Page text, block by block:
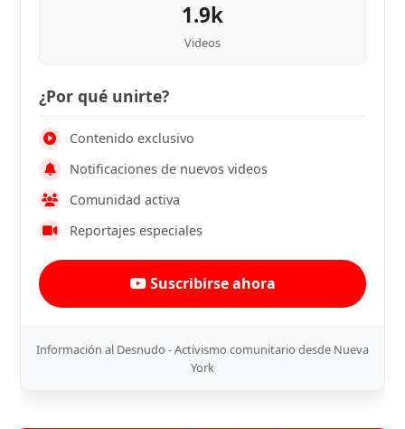
1.9k
Videos
¿Por qué unirte?
Contenido exclusivo
Notificaciones de nuevos videos
Comunidad activa
Reportajes especiales
Suscribirse ahora
Información al Desnudo - Activismo comunitario desde Nueva
York